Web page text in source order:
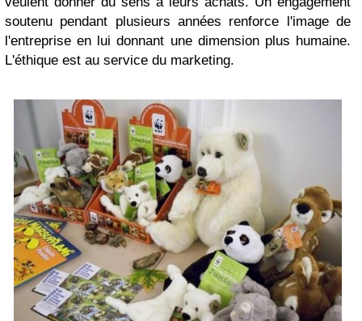
soutenu pendant plusieurs années renforce l'image de
l'entreprise en lui donnant une dimension plus humaine.
L'éthique est au service du marketing.